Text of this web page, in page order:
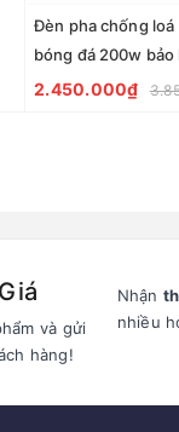
Đèn pha chống loá
bóng đá 200w bảo
2.450.000₫
và gửi
hàng!
Nhận
nhiều